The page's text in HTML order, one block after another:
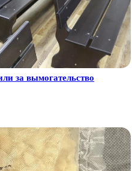
за вымогательство